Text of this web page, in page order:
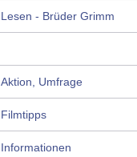
Lesen - Brüder Grimm
Aktion, Umfrage
Filmtipps
Informationen